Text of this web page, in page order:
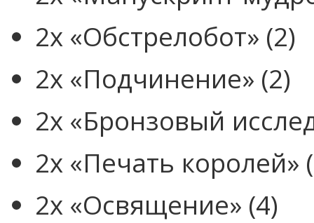
2x «Обстрелобот» (2)
2x «Подчинение» (2)
2x «Бронзовый
2x «Печать королей»
2x «Освящение» (4)